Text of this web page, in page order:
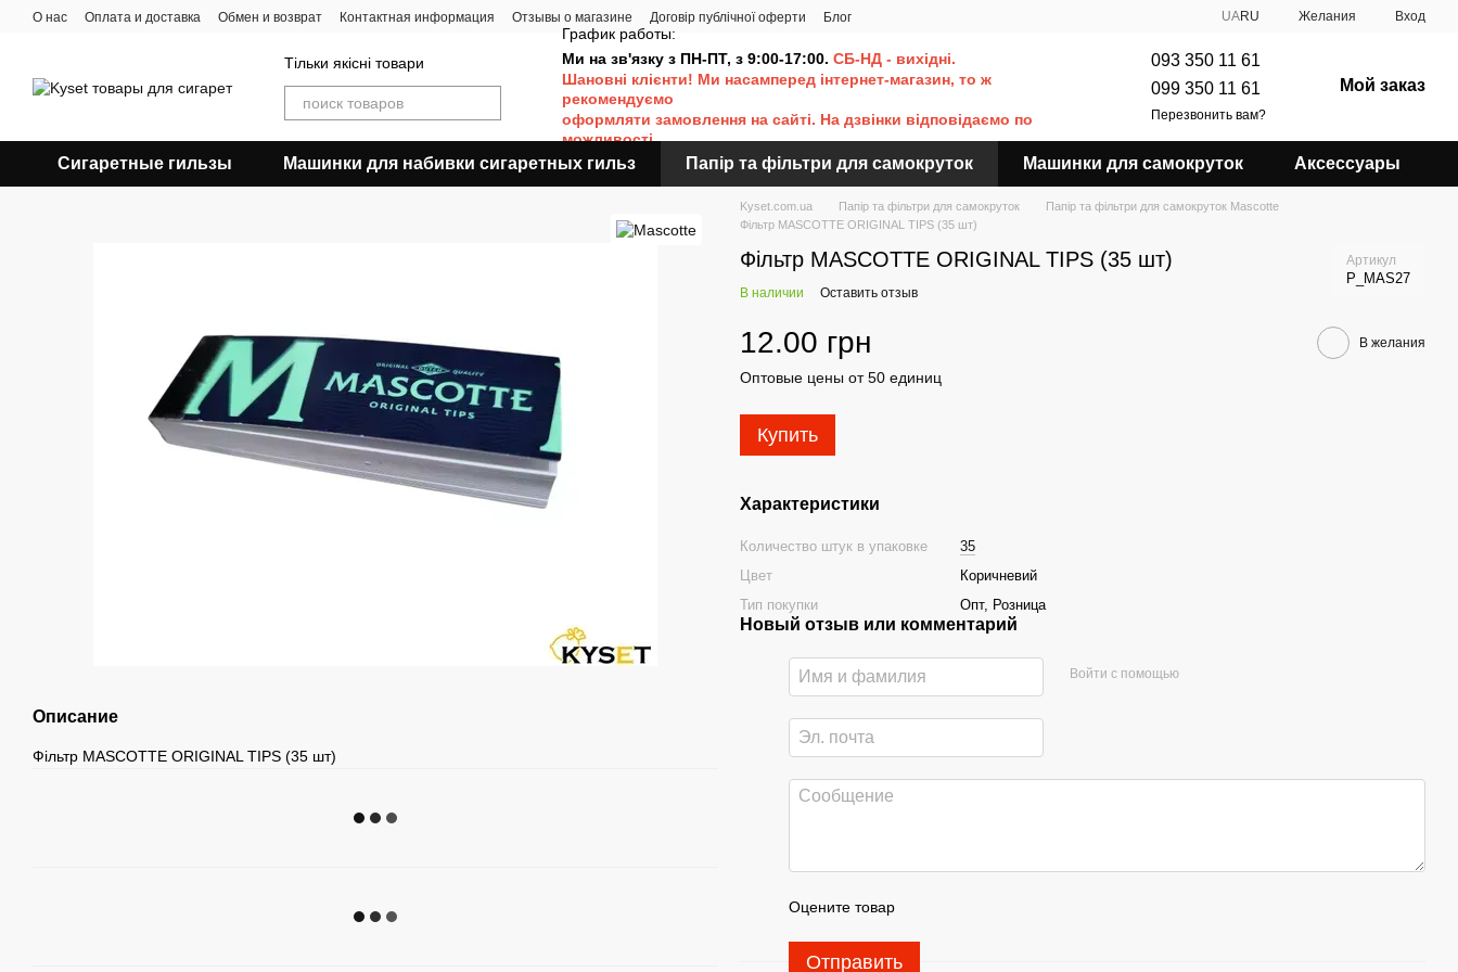
Перейти к основному контенту
О нас Оплата и доставка Обмен и возврат Контактная информация Отзывы о магазине Договір публічної оферти Блог UARU Желания Вход
Тільки якісні товари
График работы:
Ми на зв'язку з ПН-ПТ, з 9:00-17:00. СБ-НД - вихідні.
Шановні клієнти! Ми насамперед інтернет-магазин, то ж
рекомендуємо
оформляти замовлення на сайті. На дзвінки відповідаємо по
можливості.
093 350 11 61
099 350 11 61
Перезвонить вам?
Мой заказ
Сигаретные гильзы Машинки для набивки сигаретных гильз Папір та фільтри для самокруток Машинки для самокруток Аксессуары
Описание
Фільтр MASCOTTE ORIGINAL TIPS (35 шт)
Kyset.com.ua Папір та фільтри для самокруток
Папір та фільтри для самокруток Mascotte
Фільтр MASCOTTE ORIGINAL TIPS (35 шт)
Фільтр MASCOTTE ORIGINAL TIPS (35 шт) Артикул
P_MAS27
В наличии Оставить отзыв
12.00 грн В желания
Оптовые цены от 50 единиц
Купить
Характеристики
Количество штук в упаковке
35
Цвет
Коричневий
Тип покупки
Опт, Розница
Новый отзыв или комментарий
Войти с помощью
Оцените товар
Отправить